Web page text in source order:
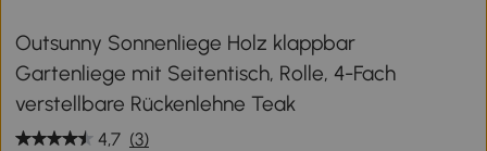
Outsunny Sonnenliege Holz klappbar
Gartenliege mit Seitentisch, Rolle, 4-Fach
verstellbare Rückenlehne Teak
4,7 (3)